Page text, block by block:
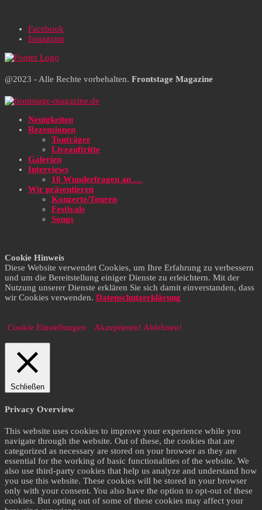
Facebook
Instagram
@2023 - Alle Rechte vorbehalten. Frontstage Magazine
Neuigkeiten
Rezensionen
Tonträger
Liveauftritte
Galerien
Interviews
10 Wunderfragen an …
Wir präsentieren
Konzerte/Touren
Festivals
Songs
Cookie Hinweis
Diese Website verwendet Cookies, um Ihre Erfahrung zu verbessern
und um die Bereitstellung einiger Dienste zu erleichtern. Mit der
Nutzung unserer Dienste erklären Sie sich damit einverstanden, dass
wir Cookies verwenden. Datenschutzerklärung
Cookie Einstellungen Akzeptieren! Ablehnen!
Schließen
Privacy Overview
This website uses cookies to improve your experience while you
navigate through the website. Out of these, the cookies that are
categorized as necessary are stored on your browser as they are
essential for the working of basic functionalities of the website. We
also use third-party cookies that help us analyze and understand how
you use this website. These cookies will be stored in your browser
only with your consent. You also have the option to opt-out of these
cookies. But opting out of some of these cookies may affect your